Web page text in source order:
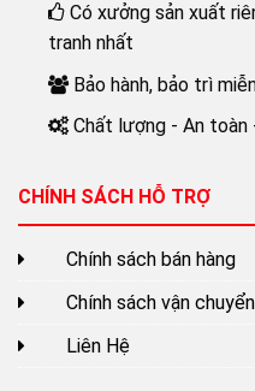
Có xưởng sản xuất
tranh nhất
Bảo hành, bảo trì
Chất lượng - An
CHÍNH SÁCH HỖ TRỢ
Chính sách bán hàng
Chính sách vận chuyển
Liên Hệ